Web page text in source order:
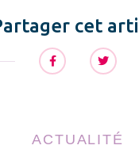
cet
ACTUALITÉ